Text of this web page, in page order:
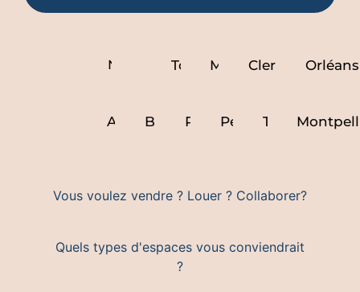
Vous voulez vendre ? Louer ? Collaborer?
Quels types d'espaces vous conviendrait
?
ParisNantesLyonToulouseMarseilleClermontOrléans
NiceAvignonBordeauxRennesPerpignanToulon